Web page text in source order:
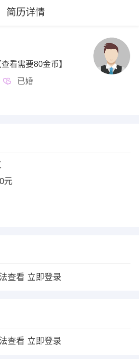
简历详情
查看需要80金币】
已婚
元
查看 立即登录
查看 立即登录